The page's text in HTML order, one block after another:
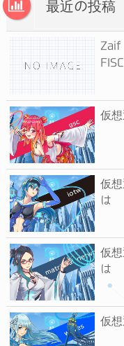
最近の投稿
Zaif
仮
仮
は
仮
は
仮